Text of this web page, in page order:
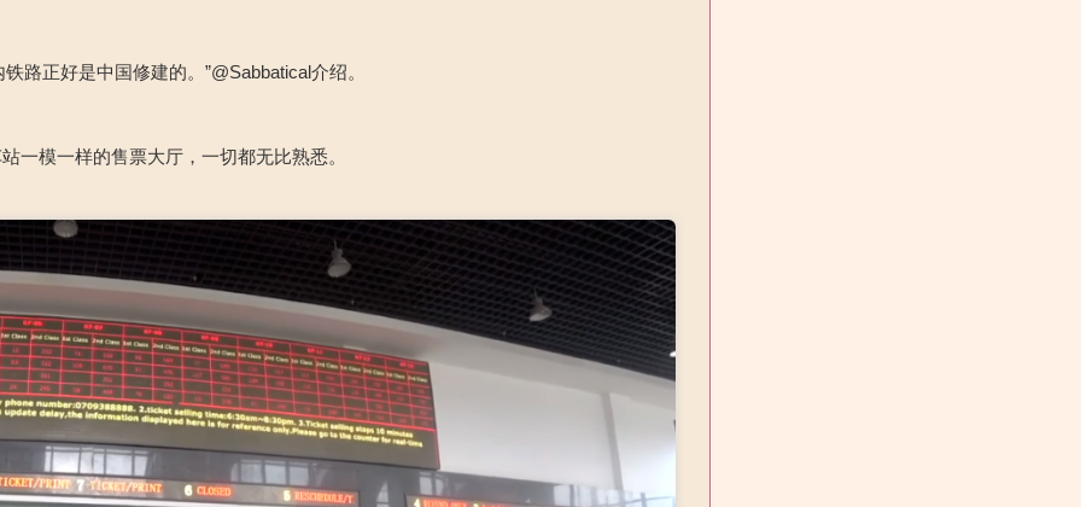
路正好是中国修建的。”@Sabbatical介绍。
一模一样的售票大厅，一切都无比熟悉。